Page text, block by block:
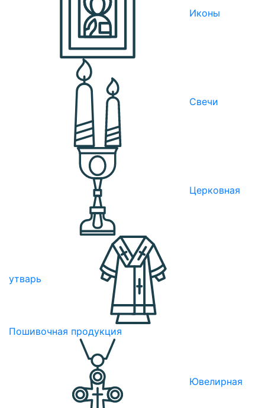
Иконы
Свечи
Церковная
утварь
Пошивочная продукция
Ювелирная